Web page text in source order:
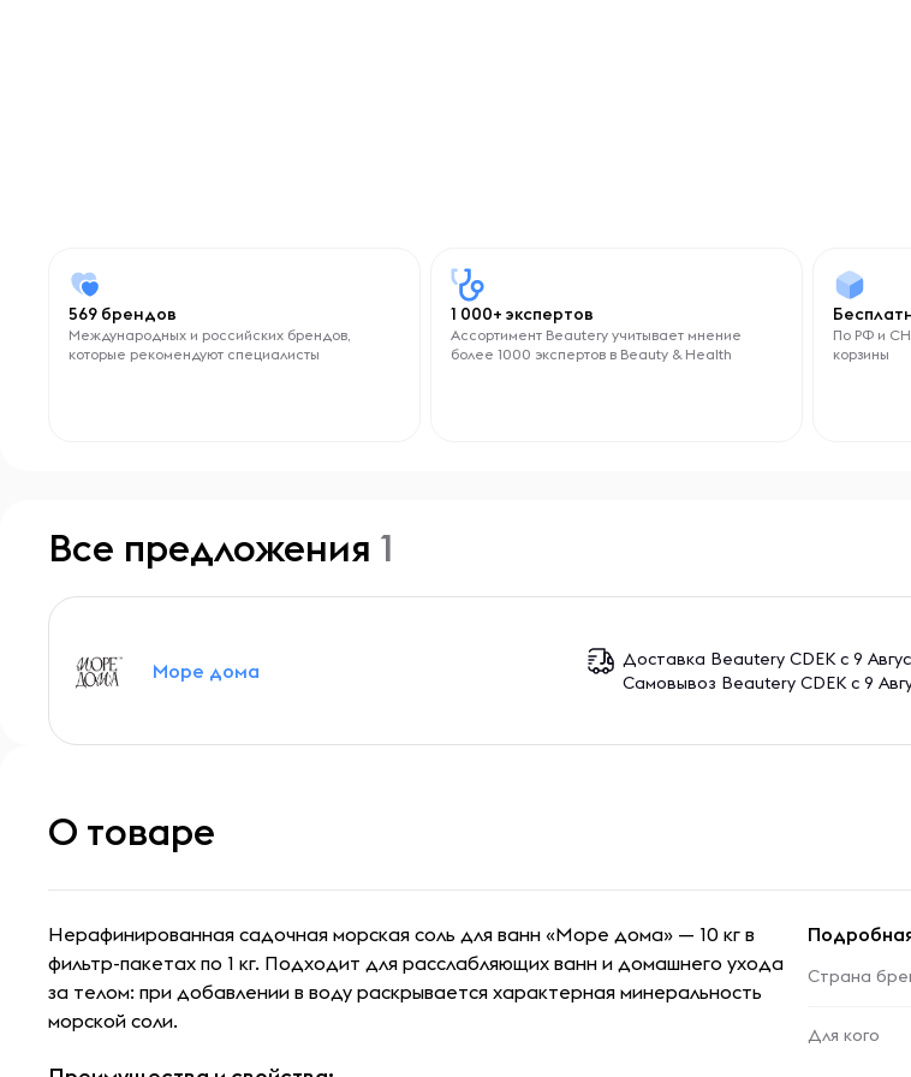
569 брендов
Международных и российских брендов,
которые рекомендуют специалисты
1 000+ экспертов
Ассортимент Beautery учитывает мнение
более 1000 экспертов в Beauty & Health
По РФ и
корзины
Все предложения 1
Море дома Доставка Beautery CDEK с 9
Самовывоз Beautery CDEK с 9
О товаре
Нерафинированная садочная морская соль для ванн «Море дома» — 10 кг в
фильтр-пакетах по 1 кг. Подходит для расслабляющих ванн и домашнего ухода
за телом: при добавлении в воду раскрывается характерная минеральность
морской соли.
Страна
Для кого